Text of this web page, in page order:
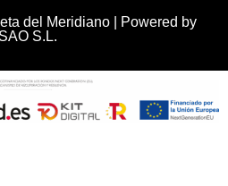
del Meridiano | Powered by
SAO S.L.